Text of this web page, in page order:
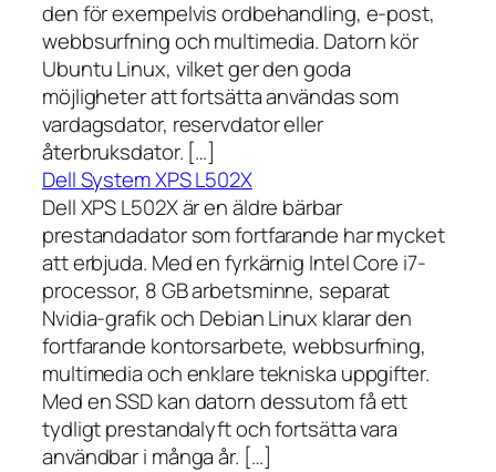
den för exempelvis ordbehandling, e-post,
webbsurfning och multimedia. Datorn kör
Ubuntu Linux, vilket ger den goda
möjligheter att fortsätta användas som
vardagsdator, reservdator eller
återbruksdator. […]
Dell System XPS L502X
Dell XPS L502X är en äldre bärbar
prestandadator som fortfarande har mycket
att erbjuda. Med en fyrkärnig Intel Core i7-
processor, 8 GB arbetsminne, separat
Nvidia-grafik och Debian Linux klarar den
fortfarande kontorsarbete, webbsurfning,
multimedia och enklare tekniska uppgifter.
Med en SSD kan datorn dessutom få ett
tydligt prestandalyft och fortsätta vara
användbar i många år. […]